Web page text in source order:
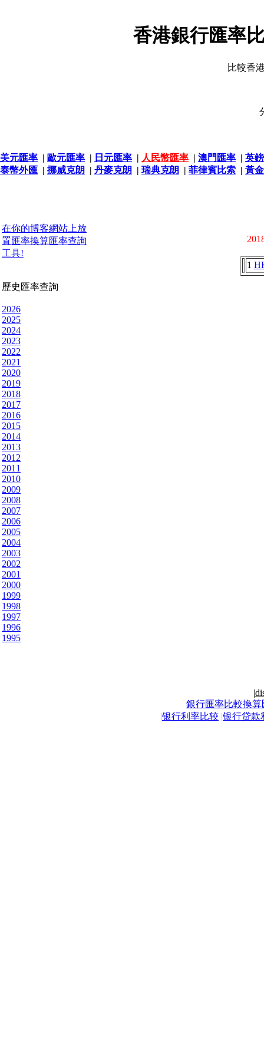
香港銀行匯率
比較香
美元匯率 | 歐元匯率 | 日元匯率 | 人民幣匯率 | 澳門匯率 | 英
泰幣外匯 | 挪威克朗 | 丹麥克朗 | 瑞典克朗 | 菲律賓比索 | 黃
在你的博客網站上放
置匯率換算匯率查詢
工具!
歷史匯率查詢
2026
2025
2024
2023
2022
2021
2020
2019
2018
2017
2016
2015
2014
2013
2012
2011
2010
2009
2008
2007
2006
2005
2004
2003
2002
2001
2000
1999
1998
1997
1996
1995
1
|
銀行匯率比較換算
|银行利率比较 |银行贷款